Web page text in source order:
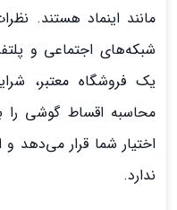
مانند اینماد هستند.
شبکه‌های اجتماعی و
یک فروشگاه معتبر،
محاسبه اقساط گوشی
اختیار شما قرار می‌دهد
ندارد.